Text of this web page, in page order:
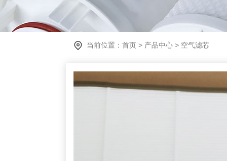
当前位置： 首页 > 产品中心 > 空气滤芯